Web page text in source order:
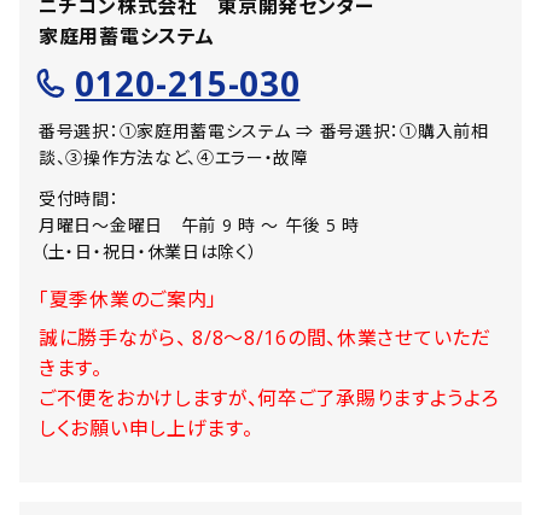
ニチコン株式会社 東京開発センター
家庭用蓄電システム
0120-215-030
番号選択：①家庭用蓄電システム ⇒ 番号選択：①購入前相
談、③操作方法など、④エラー・故障
受付時間：
月曜日〜金曜日 午前 9 時 〜 午後 5 時
（土・日・祝日・休業日は除く）
「夏季休業のご案内」
誠に勝手ながら、 8/8～8/16の間、休業させていただ
きます。
ご不便をおかけしますが、何卒ご了承賜りますようよろ
しくお願い申し上げます。